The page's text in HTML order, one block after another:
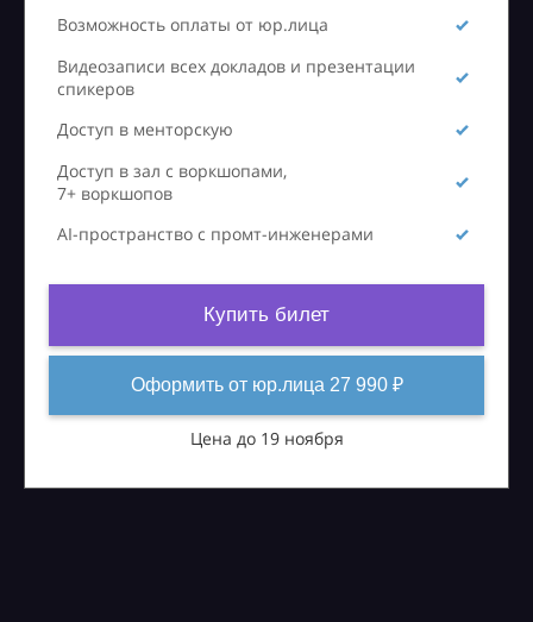
Возможность оплаты от юр.лица
Видеозаписи всех докладов и презентации
спикеров
Доступ в менторскую
Доступ в зал с воркшопами,
7+ воркшопов
AI-пространство с промт-инженерами
Купить билет
Оформить от юр.лица 27 990 ₽
Цена до 19 ноября